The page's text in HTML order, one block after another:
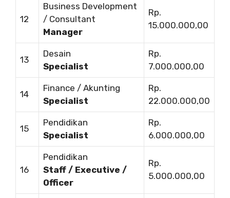
12
Business Development
/ Consultant
Manager
Rp.
15.000.000,00
13
Desain
Specialist
Rp.
7.000.000,00
14
Finance / Akunting
Specialist
Rp.
22.000.000,00
15
Pendidikan
Specialist
Rp.
6.000.000,00
16
Pendidikan
Staff / Executive /
Officer
Rp.
5.000.000,00